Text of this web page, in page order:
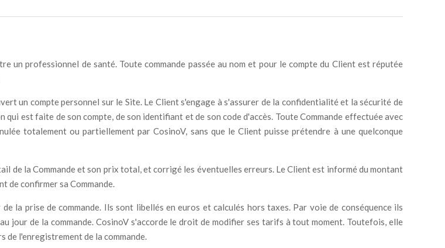
un professionnel de santé. Toute commande passée au nom et pour le compte du Client est réputée
un compte personnel sur le Site. Le Client s'engage à s'assurer de la confidentialité et la sécurité de
est faite de son compte, de son identifiant et de son code d'accès. Toute Commande effectuée avec
totalement ou partiellement par CosinoV, sans que le Client puisse prétendre à une quelconque
de la Commande et son prix total, et corrigé les éventuelles erreurs. Le Client est informé du montant
de confirmer sa Commande.
la prise de commande. Ils sont libellés en euros et calculés hors taxes. Par voie de conséquence ils
jour de la commande. CosinoV s'accorde le droit de modifier ses tarifs à tout moment. Toutefois, elle
de l'enregistrement de la commande.